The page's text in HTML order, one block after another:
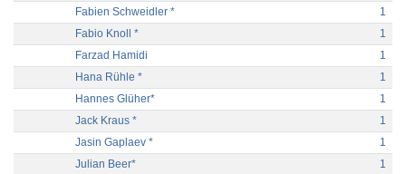
Fabien Schweidler *
1
Fabio Knoll *
1
Farzad Hamidi
1
Hana Rühle *
1
Hannes Glüher*
1
Jack Kraus *
1
Jasin Gaplaev *
1
Julian Beer*
1